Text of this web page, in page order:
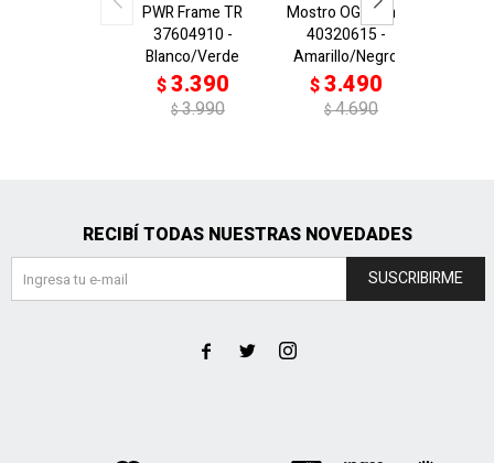
PWR Frame TR
37604910 -
Blanco/Verde
$3.390
$3.990
Mostro OG Prime
40320615 -
Amarillo/Negro
$3.490
$4.690
RECIBÍ TODAS NUESTRAS NOVEDADES
SUSCRIBIRME
  